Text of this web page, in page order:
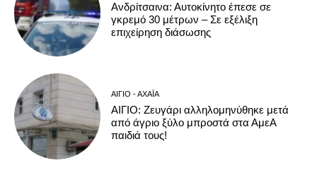
Ανδρίτσαινα: Αυτοκίνητο έπεσε σε
γκρεμό 30 μέτρων – Σε εξέλιξη
επιχείρηση διάσωσης
ΑΊΓΙΟ - ΑΧΑΪ́Α
ΑΙΓΙΟ: Ζευγάρι αλληλομηνύθηκε μετά
από άγριο ξύλο μπροστά στα ΑμεΑ
παιδιά τους!